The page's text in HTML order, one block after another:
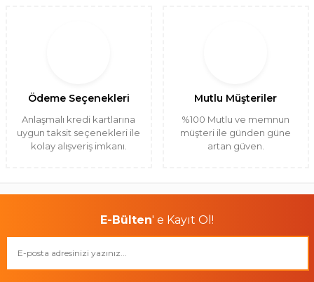
Ödeme Seçenekleri
Anlaşmalı kredi kartlarına
uygun taksit seçenekleri ile
kolay alışveriş imkanı.
Mutlu Müşteriler
%100 Mutlu ve memnun
müşteri ile günden güne
artan güven.
E-Bülten' e Kayıt Ol!